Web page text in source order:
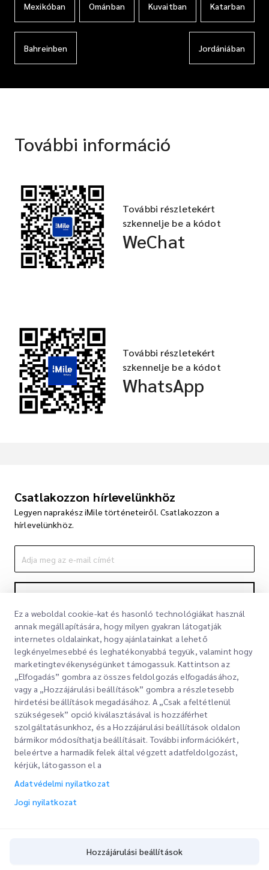
Mexikóban Ománban Kuvaitban Katarban
Bahreinben Jordániában
További információ
További részletekért
szkennelje be a kódot
WeChat
További részletekért
szkennelje be a kódot
WhatsApp
Csatlakozzon hírlevelünkhöz
Legyen naprakész iMile történeteiről. Csatlakozzon a
hírlevelünkhöz.
A feliratkozással elfogadja Adatvédelmi nyilatkozatunkat Adatvédelmi
nyilatkozat
Gyorslinkek
Irodahelyek
Ajánlatkérés
Vállalati
Rólunk
Szolgáltatásaink
Ez a weboldal cookie-kat és hasonló technológiákat használ
annak megállapítására, hogy milyen gyakran látogatják
internetes oldalainkat, hogy ajánlatainkat a lehető
legkényelmesebbé és leghatékonyabbá tegyük, valamint hogy
marketingtevékenységünket támogassuk. Kattintson az
„Elfogadás” gombra az összes feldolgozás elfogadásához,
vagy a „Hozzájárulási beállítások” gombra a részletesebb
hirdetési beállítások megadásához. A „Csak a feltétlenül
szükségesek” opció kiválasztásával is hozzáférhet
szolgáltatásunkhoz, és a Hozzájárulási beállítások oldalon
bármikor módosíthatja beállításait. További információkért,
beleértve a harmadik felek által végzett adatfeldolgozást,
kérjük, látogasson el a
Adatvédelmi nyilatkozat
Jogi nyilatkozat
Hozzájárulási beállítások